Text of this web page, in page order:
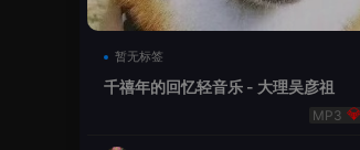
暂无标签
千禧年的回忆轻音乐 - 大理吴彦祖